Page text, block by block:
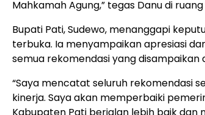
Mahkamah Agung,” tegas Danu di
Bupati Pati, Sudewo, menanggapi
terbuka. Ia menyampaikan apresiasi
semua rekomendasi yang disampaikan
“Saya mencatat seluruh rekomendasi
kinerja. Saya akan memperbaiki
Kabupaten Pati berjalan lebih baik dan